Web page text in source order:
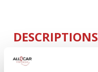
DESCRIPTIONS